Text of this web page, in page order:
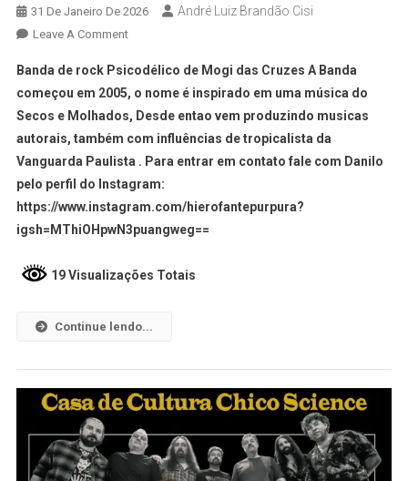
31 De Janeiro De 2026 André Luiz Brandão Cisi
Leave A Comment
Banda de rock Psicodélico de Mogi das Cruzes A Banda
começou em 2005, o nome é inspirado em uma música do
Secos e Molhados, Desde entao vem produzindo musicas
autorais, também com influências de tropicalista da
Vanguarda Paulista . Para entrar em contato fale com Danilo
pelo perfil do Instagram:
https://www.instagram.com/hierofantepurpura?
igsh=MThiOHpwN3puangweg==
19 Visualizações Totais
Continue lendo...